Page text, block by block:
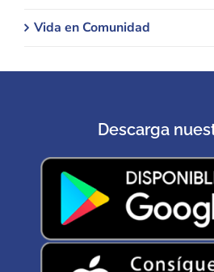
Vida en Comunidad
Descarga